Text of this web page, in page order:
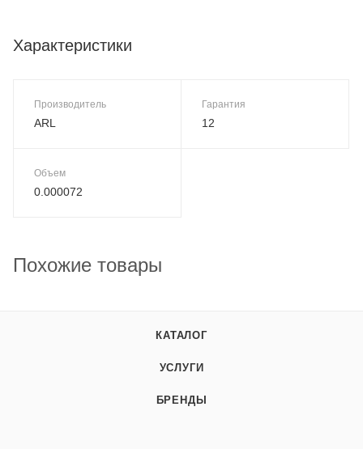
Характеристики
Производитель
ARL
Гарантия
12
Объем
0.000072
Похожие товары
КАТАЛОГ
УСЛУГИ
БРЕНДЫ